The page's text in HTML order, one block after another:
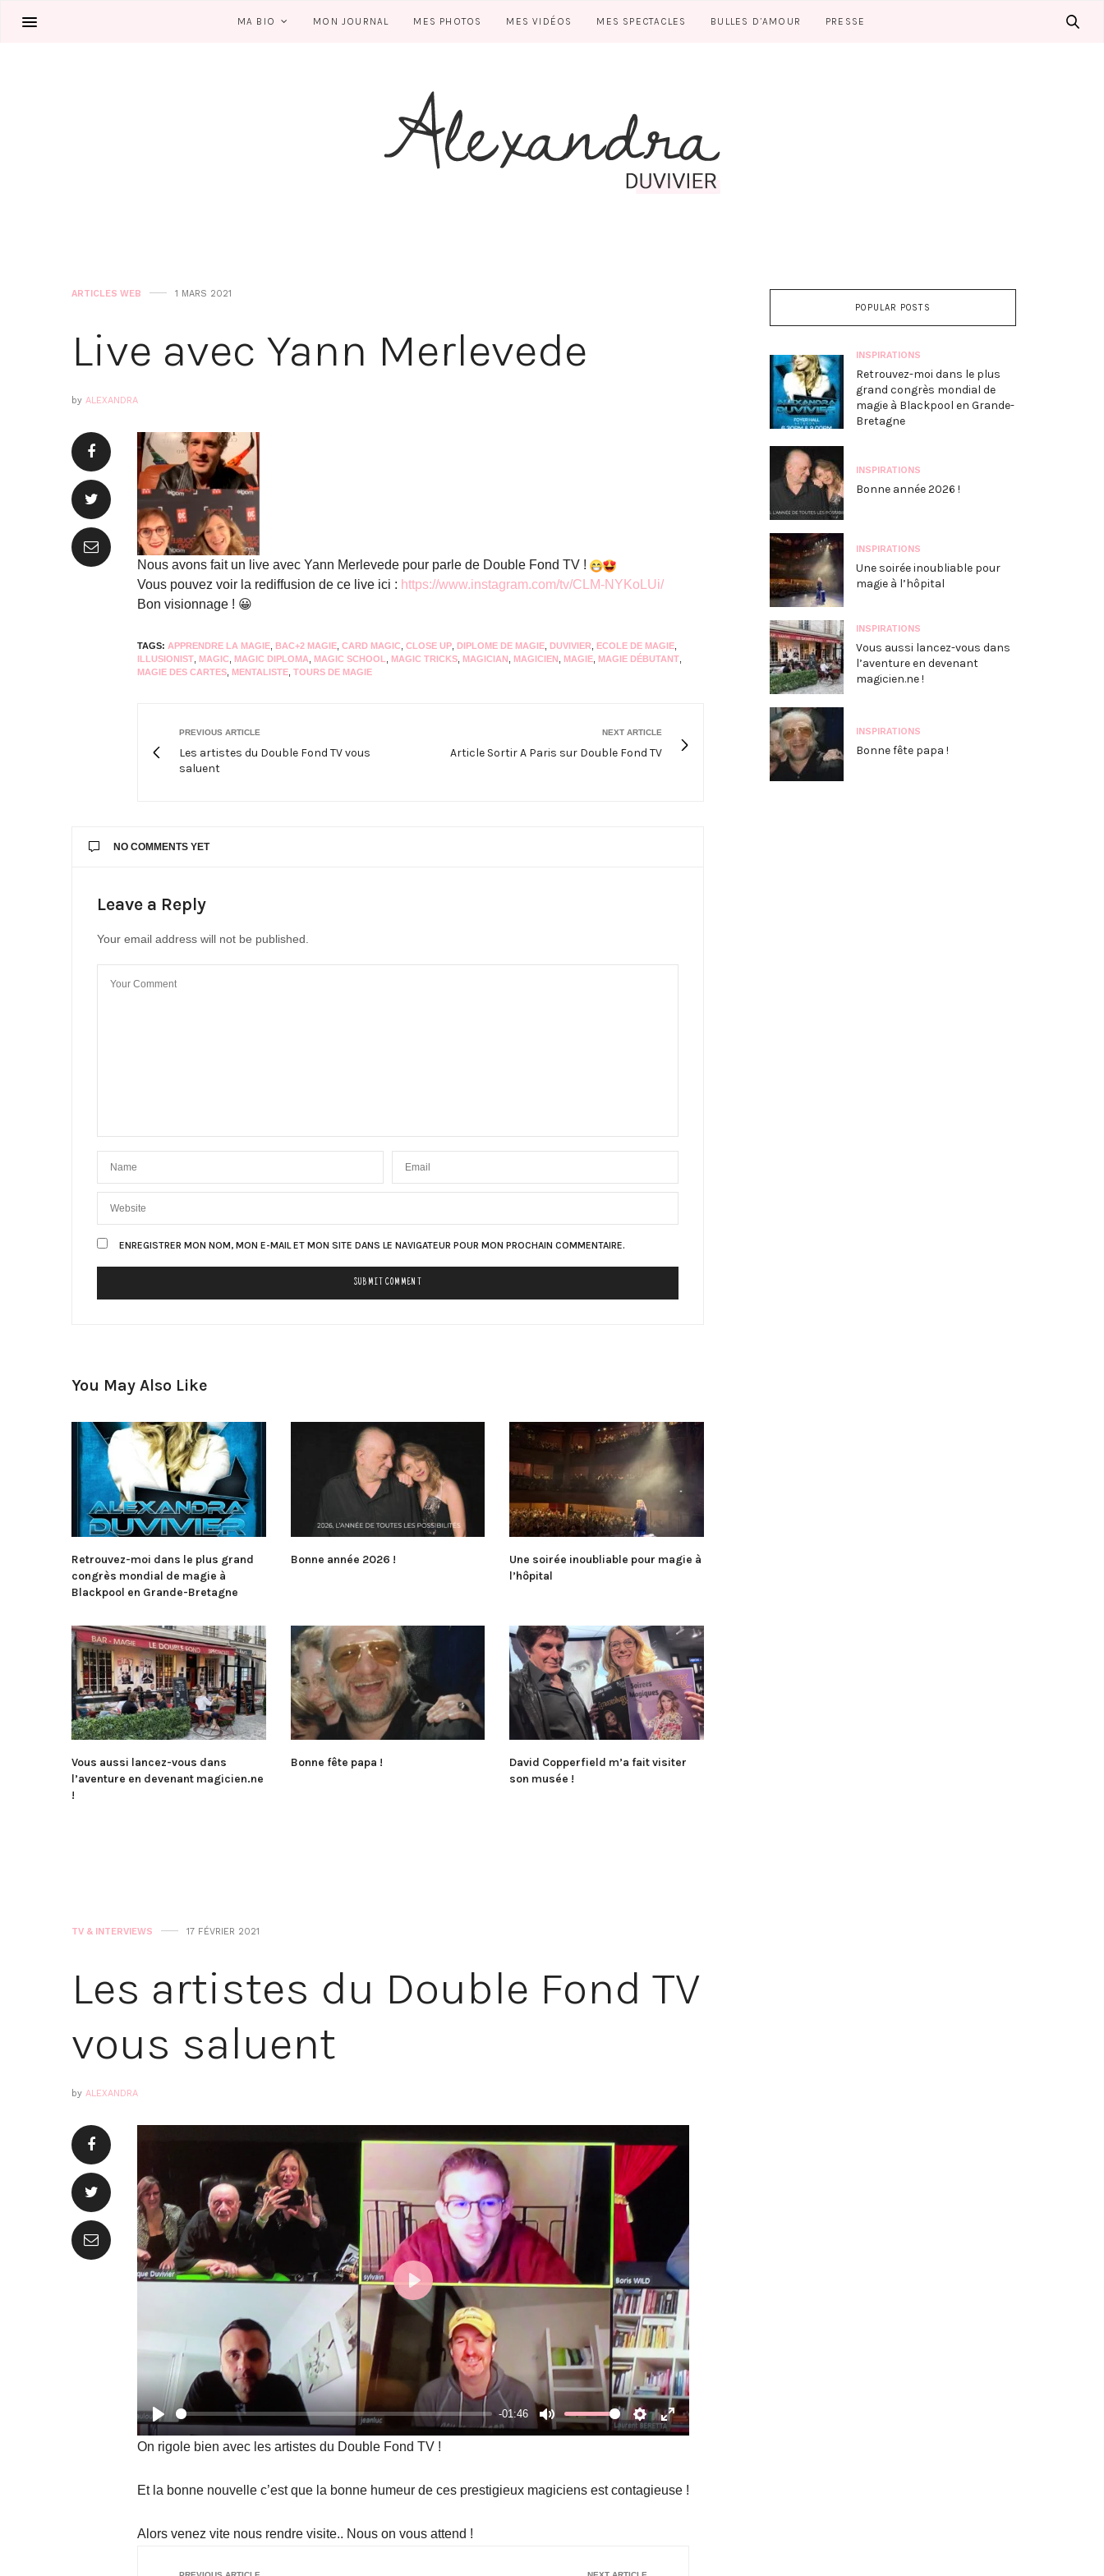
MA BIO MON JOURNAL MES PHOTOS MES VIDÉOS MES SPECTACLES BULLES D’AMOUR PRESSE
ARTICLES WEB 1 MARS 2021
Live avec Yann Merlevede
by ALEXANDRA
Nous avons fait un live avec Yann Merlevede pour parle de Double Fond TV !
Vous pouvez voir la rediffusion de ce live ici : https://www.instagram.com/tv/CLM-NYKoLUi/
Bon visionnage ! 😀
TAGS: APPRENDRE LA MAGIE BAC+2 MAGIE CARD MAGIC CLOSE UP DIPLOME DE MAGIE DUVIVIER ECOLE DE MAGIE
ILLUSIONIST MAGIC MAGIC DIPLOMA MAGIC SCHOOL MAGIC TRICKS MAGICIAN MAGICIEN MAGIE MAGIE DÉBUTANT
MAGIE DES CARTES MENTALISTE TOURS DE MAGIE
PREVIOUS ARTICLE
Les artistes du Double Fond TV vous
saluent
NEXT ARTICLE
Article Sortir A Paris sur Double Fond TV
NO COMMENTS YET
Leave a Reply
Your email address will not be published.
ENREGISTRER MON NOM, MON E-MAIL ET MON SITE DANS LE NAVIGATEUR POUR MON PROCHAIN COMMENTAIRE.
You May Also Like
Retrouvez-moi dans le plus grand
congrès mondial de magie à
Blackpool en Grande-Bretagne
Bonne année 2026 !
Une soirée inoubliable pour magie à
l’hôpital
Vous aussi lancez-vous dans
l’aventure en devenant magicien.ne
!
Bonne fête papa !
David Copperfield m’a fait visiter
son musée !
POPULAR POSTS
INSPIRATIONS
Retrouvez-moi dans le plus
grand congrès mondial de
magie à Blackpool en Grande-
Bretagne
INSPIRATIONS
Bonne année 2026 !
INSPIRATIONS
Une soirée inoubliable pour
magie à l’hôpital
INSPIRATIONS
Vous aussi lancez-vous dans
l’aventure en devenant
magicien.ne !
INSPIRATIONS
Bonne fête papa !
TV & INTERVIEWS 17 FÉVRIER 2021
Les artistes du Double Fond TV
vous saluent
by ALEXANDRA
Play
-01:46
Mute Settings
Enter
Play
On rigole bien avec les artistes du Double Fond TV !
Et la bonne nouvelle c’est que la bonne humeur de ces prestigieux magiciens est contagieuse !
Alors venez vite nous rendre visite.. Nous on vous attend !